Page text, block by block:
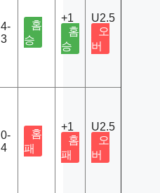
4-
3
홈
승
+1
홈
승
U2.5
오
버
0-
4
홈
패
+1
홈
패
U2.5
오
버